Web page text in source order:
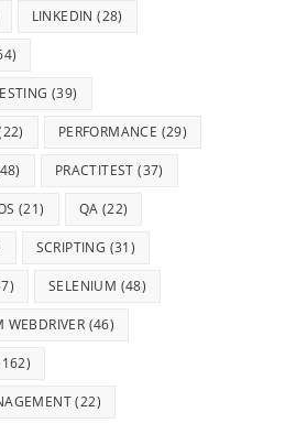
LINKEDIN (28)
(39)
PERFORMANCE (29)
PRACTITEST (37)
(21) QA (22)
SCRIPTING (31)
SELENIUM (48)
WEBDRIVER (46)
(22)